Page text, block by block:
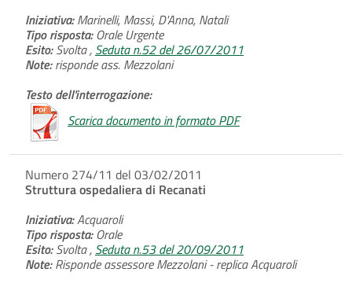
Iniziativa:Marinelli, Massi, D'Anna, Natali
Tipo risposta:Orale Urgente
Esito:Svolta , Seduta n.52 del 26/07/2011
Note:risponde ass. Mezzolani
Testo dell'interrogazione:
Scarica documento in formato PDF
Numero 274/11 del 03/02/2011
Struttura ospedaliera di Recanati
Iniziativa:Acquaroli
Tipo risposta:Orale
Esito:Svolta , Seduta n.53 del 20/09/2011
Note:Risponde assessore Mezzolani - replica Acquaroli